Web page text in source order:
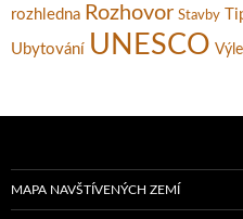
rozhledna Rozhovor Stavby
Ubytování UNESCO
MAPA NAVŠTÍVENÝCH ZEMÍ